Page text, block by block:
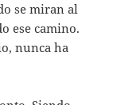
se miran al
ese camino.
nunca ha